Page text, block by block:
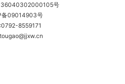
36040302000105号
备09014903号
8559171